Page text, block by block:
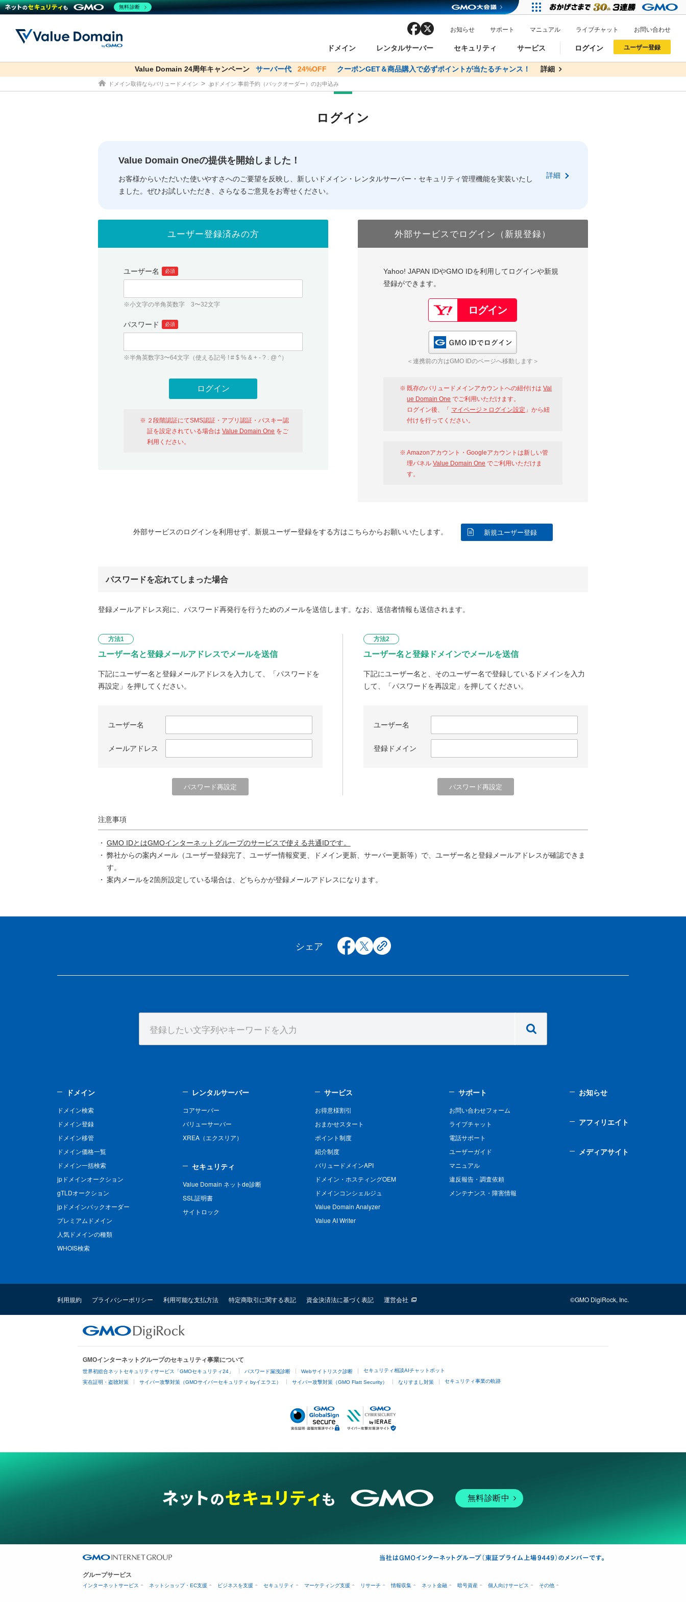
ドメイン
ドメイン ドメイン検索
ドメイン一括検索
人気ドメインの種類 WHOIS検索
レンタルサーバー
レンタルサーバー コアサーバー
セキュリティ
セキュリティ Value Domain ネットde診断
サービス
サービス お得意様割引
バリュードメインAPI
facebook お知らせ サポート マニュアル ライブチャット お問い合わせ
ログイン
従来のバリュードメインをご利用希望の方 おすすめ One レンタルサーバーを含む最新の機能を使う方
以下でもログイン可能
ユーザー登録
従来のバリュードメインをご利用希望の方 おすすめ One レンタルサーバーを含む最新の機能を使う方
以下でも登録可能
Value Domain 24周年キャンペーン サーバー代 24%OFF クーポンGET＆商品購入で必ずポイントが当たるチャンス！ 詳細
co.jpドメイン✕コアサーバーV2ビジネス応援キャンペーン サーバー料金1年間無料 詳細
ドメイン取得ならバリュードメイン .jpドメイン 事前予約（バックオーダー）のお申込み
ログイン
Value Domain Oneの提供を開始しました！
お客様からいただいた使いやすさへのご要望を反映し、新しいドメイン・レンタルサーバー・セキュリティ管理機能を実装いたし
ました。ぜひお試しいただき、さらなるご意見をお寄せください。
詳細
ユーザー登録済みの方
ユーザー名 必須
※小文字の半角英数字 3〜32文字
パスワード 必須
※半角英数字3〜64文字（使える記号 ! # $ % & + - ? . @ ^）
２段階認証にてSMS認証・アプリ認証・パスキー認
証を設定されている場合はValue Domain One をご
利用ください。
外部サービスでログイン（新規登録）
Yahoo! JAPAN IDやGMO IDを利用してログインや新規
登録ができます。
＜連携前の方はGMO IDのページへ移動します＞
既存のバリュードメインアカウントへの紐付けはVal
ue Domain One でご利用いただけます。
ログイン後、「 マイページ > ログイン設定 」から紐
付けを行ってください。
Amazonアカウント・Googleアカウントは新しい管
理パネルValue Domain One でご利用いただけま
す。
外部サービスのログインを利用せず、新規ユーザー登録をする方はこちらからお願いいたします。 新規ユーザー登録
パスワードを忘れてしまった場合
登録メールアドレス宛に、パスワード再発行を行うためのメールを送信します。なお、送信者情報も送信されます。
方法1
ユーザー名と登録メールアドレスでメールを送信
下記にユーザー名と登録メールアドレスを入力して、「パスワードを
再設定」を押してください。
ユーザー名
メールアドレス
方法2
ユーザー名と登録ドメインでメールを送信
下記にユーザー名と、そのユーザー名で登録しているドメインを入力
して、「パスワードを再設定」を押してください。
ユーザー名
登録ドメイン
注意事項
GMO IDとはGMOインターネットグループのサービスで使える共通IDです。
弊社からの案内メール（ユーザー登録完了、ユーザー情報変更、ドメイン更新、サーバー更新等）で、ユーザー名と登録メールアドレスが確認できま
す。
案内メールを2箇所設定している場合は、どちらかが登録メールアドレスになります。
シェア facebook
x copy
ドメイン
ドメイン検索
ドメイン登録
ドメイン移管
ドメイン価格一覧
ドメイン一括検索
jpドメインオークション
gTLDオークション
jpドメインバックオーダー
プレミアムドメイン
人気ドメインの種類
WHOIS検索
レンタルサーバー
コアサーバー
バリューサーバー
XREA（エクスリア）
セキュリティ
Value Domain ネットde診断
SSL証明書
サイトロック
サービス
お得意様割引
おまかせスタート
ポイント制度
紹介制度
バリュードメインAPI
ドメイン・ホスティングOEM
ドメインコンシェルジュ
Value Domain Analyzer
Value AI Writer
サポート
お問い合わせフォーム
ライブチャット
電話サポート
ユーザーガイド
マニュアル
違反報告・調査依頼
メンテナンス・障害情報
お知らせ
アフィリエイト
メディアサイト
利用規約 プライバシーポリシー 利用可能な支払方法 特定商取引に関する表記 資金決済法に基づく表記 運営会社 ©GMO DigiRock, Inc.
GMOインターネットグループのセキュリティ事業について
世界初総合ネットセキュリティサービス「GMOセキュリティ24」 パスワード漏洩診断 Webサイトリスク診断 セキュリティ相談AIチャットボット
実在証明・盗聴対策 サイバー攻撃対策（GMOサイバーセキュリティ byイエラエ） サイバー攻撃対策（GMO Flatt Security） なりすまし対策 セキュリティ事業の軌跡
無料診断中
グループサービス
インターネットサービス ネットショップ・EC支援 ビジネスを支援 セキュリティ マーケティング支援 リサーチ 情報収集 ネット金融 暗号資産 個人向けサービス その他
無料診断